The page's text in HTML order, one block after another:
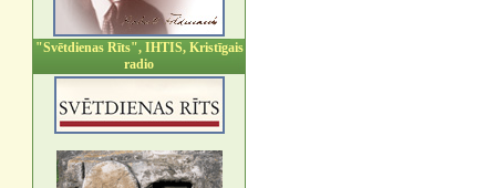
"Svētdienas Rīts", IHTIS, Kristīgais
radio